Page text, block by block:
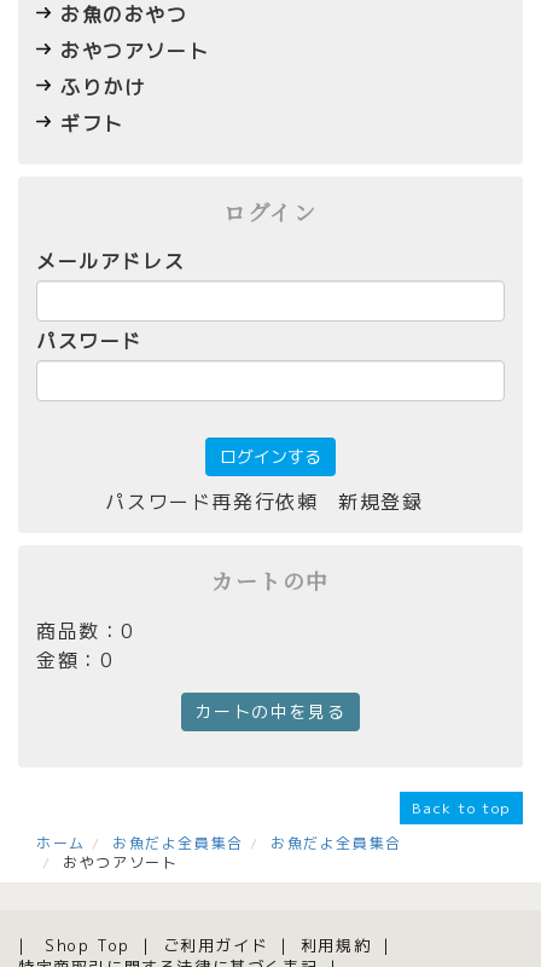
お魚のおやつ
おやつアソート
ふりかけ
ギフト
ログイン
メールアドレス
パスワード
パスワード再発行依頼 新規登録
カートの中
商品数：0
金額：0
カートの中を見る
Back to top
ホーム
お魚だよ全員集合
お魚だよ全員集合
おやつアソート
Shop Top ご利用ガイド
利用規約